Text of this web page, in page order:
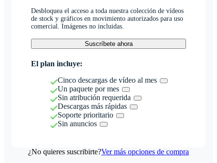
Desbloquea el acceso a toda nuestra colección de vídeos
de stock y gráficos en movimiento autorizados para uso
comercial. Imágenes no incluidas.
Suscríbete ahora
El plan incluye:
Cinco descargas de vídeo al mes
Un paquete por mes
Sin atribución requerida
Descargas más rápidas
Soporte prioritario
Sin anuncios
¿No quieres suscribirte?Ver más opciones de compra